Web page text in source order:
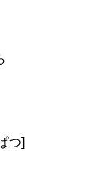
つ]